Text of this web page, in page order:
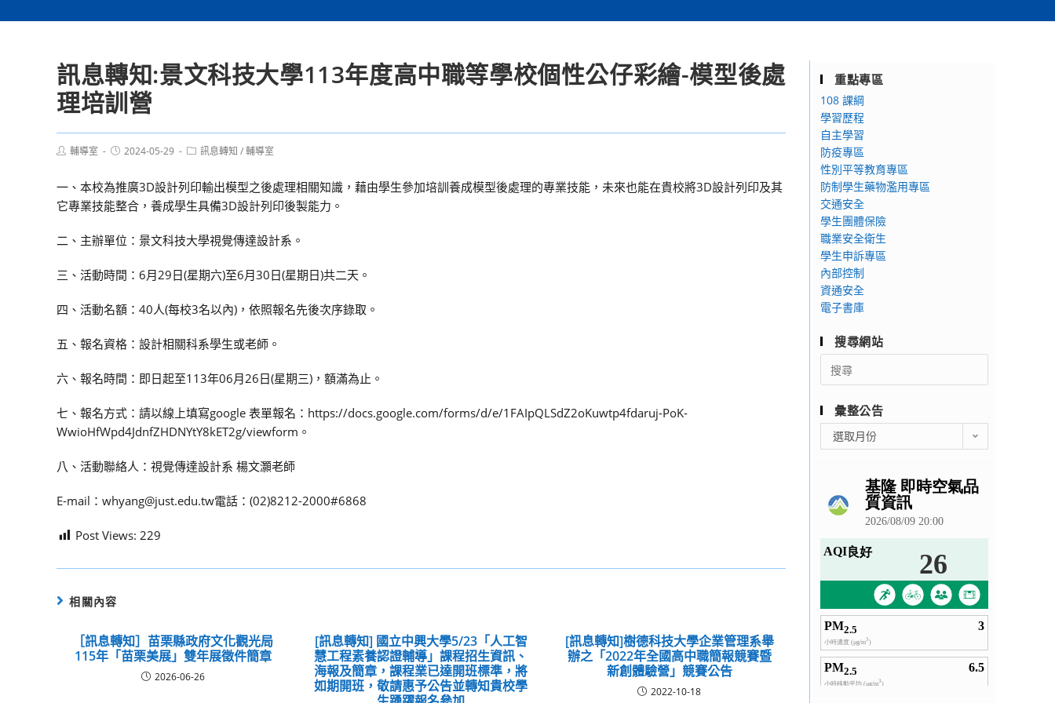
訊息轉知:景文科技大學113年度高中職等學校個性公仔彩繪-模型後處
理培訓營
Post輔導室
Post2024-05-29
Post訊息轉知 /輔導室
一、本校為推廣3D設計列印輸出模型之後處理相關知識，藉由學生參加培訓養成模型後處理的專業技能，未來也能在貴校將3D設計列印及其
它專業技能整合，養成學生具備3D設計列印後製能力。
二、主辦單位：景文科技大學視覺傳達設計系。
三、活動時間：6月29日(星期六)至6月30日(星期日)共二天。
四、活動名額：40人(每校3名以內)，依照報名先後次序錄取。
五、報名資格：設計相關科系學生或老師。
六、報名時間：即日起至113年06月26日(星期三)，額滿為止。
七、報名方式：請以線上填寫google 表單報名：https://docs.google.com/forms/d/e/1FAIpQLSdZ2oKuwtp4fdaruj-PoK-
WwioHfWpd4JdnfZHDNYtY8kET2g/viewform。
八、活動聯絡人：視覺傳達設計系 楊文灝老師
E-mail：whyang@just.edu.tw電話：(02)8212-2000#6868
Post Views: 229
相關內容
［訊息轉知］苗栗縣政府文化觀光局
115年「苗栗美展」雙年展徵件簡章
2026-06-26
[訊息轉知] 國立中興大學5/23「人工智
慧工程素養認證輔導」課程招生資訊、
海報及簡章，課程業已達開班標準，將
如期開班，敬請惠予公告並轉知貴校學
[訊息轉知]樹德科技大學企業管理系舉
辦之「2022年全國高中職簡報競賽暨
新創體驗營」競賽公告
2022-10-18
重點專區
108 課綱
學習歷程
自主學習
防疫專區
性別平等教育專區
防制學生藥物濫用專區
交通安全
學生團體保險
職業安全衛生
學生申訴專區
內部控制
資通安全
電子書庫
搜尋網站
Search
for:
彙整公告
整
選取月份